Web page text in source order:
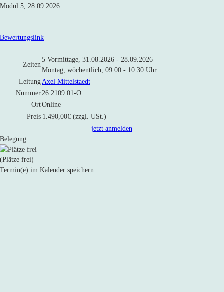
Modul 5, 28.09.2026
Bewertungslink
Zeiten
5 Vormittage, 31.08.2026 - 28.09.2026
Montag, wöchentlich, 09:00 - 10:30 Uhr
Leitung Axel Mittelstaedt
Nummer 26.2109.01-O
OrtOnline
Preis 1.490,00€ (zzgl. USt.)
jetzt anmelden
Belegung:
(Plätze frei)
Termin(e) im Kalender speichern